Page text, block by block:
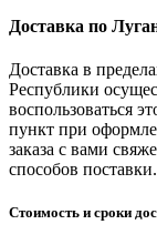
Доставка по
Доставка в
Республики
воспользоваться
пункт при
заказа с вами
способов поставки.
Стоимость и сроки